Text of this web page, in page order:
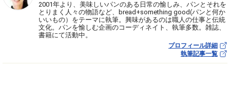
2001年より、美味しいパンのある日常の愉しみ、パンとそれを
とりまく人々の物語など、bread+something good(パンと何か
いいもの）をテーマに執筆。興味があるのは職人の仕事と伝統
文化。パンを愉しむ企画のコーディネイト、執筆多数。雑誌、
書籍にて活動中。
プロフィール詳細
執筆記事一覧